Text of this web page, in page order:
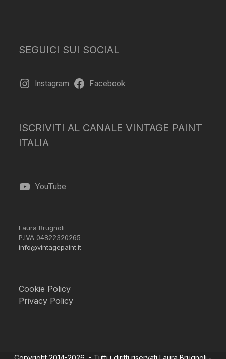
SEGUICI SUI SOCIAL
Instagram Facebook
ISCRIVITI AL CANALE VINTAGE PAINT
ITALIA
YouTube
Laura Brugnoli
P.IVA 04822320265
info@vintagepaint.it
Cookie Policy
Privacy Policy